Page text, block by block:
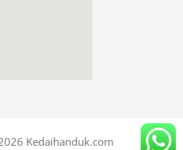
Kedaihanduk.com